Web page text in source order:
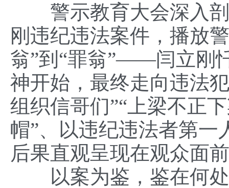
警示教育大会深入剖
刚违纪违法案件，播放
翁”到“罪翁”——闫立刚
神开始，最终走向违法
组织信哥们”“上梁不正
帽”、以违纪违法者第
后果直观呈现在观众面
以案为鉴，鉴在何处